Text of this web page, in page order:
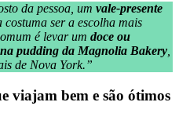
da pessoa, um vale-presente
ser a escolha mais
é levar um doce ou
pudding da Magnolia Bakery
de Nova York.”
viajam bem e são ótimos